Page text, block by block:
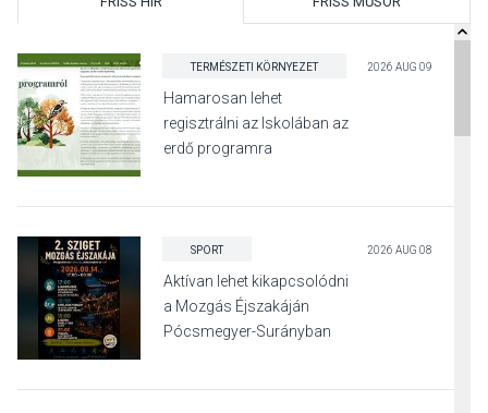
TERMÉSZETI KÖRNYEZET 2026 AUG 09
Hamarosan lehet
regisztrálni az Iskolában az
erdő programra
SPORT 2026 AUG 08
Aktívan lehet kikapcsolódni
a Mozgás Éjszakáján
Pócsmegyer-Surányban